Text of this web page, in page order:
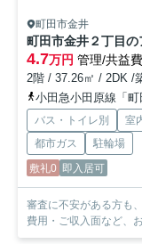
町田市金井
町田市金井２丁目の
4.7万円 管理/共益
2階 / 37.26㎡ / 2DK /
小田急小田原線「町田」駅 バ
バス・トイレ別 室
都市ガス
駐輪場
敷礼0 即入居可
審査に不安がある方も、まず
費用・ご収入面など、